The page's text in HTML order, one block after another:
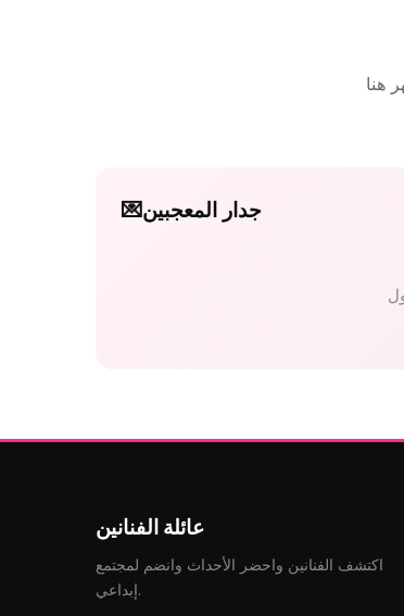
💌جدار المعجبين
عائلة الفنانين
اكتشف الفنانين واحضر الأحداث وانضم لمجتمع
إبداعي.